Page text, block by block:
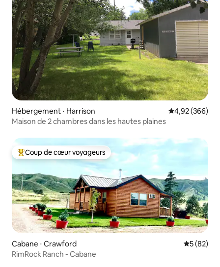
Hébergement ⋅ Harrison Évaluation
4,92 (366)
Maison de 2 chambres dans les hautes plaines
Coups de cœur voyageurs les plus appréciés
Coup de cœur voyageurs
Cabane ⋅ Crawford
5 (82)
RimRock Ranch - Cabane